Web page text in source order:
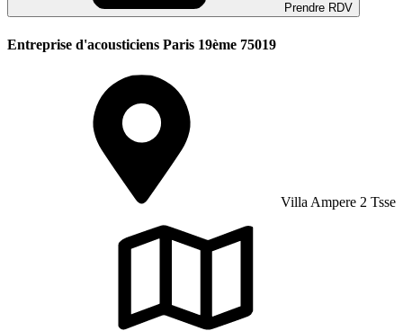
Prendre RDV
Entreprise d'acousticiens Paris 19ème 75019
Villa Ampere 2 Tsse